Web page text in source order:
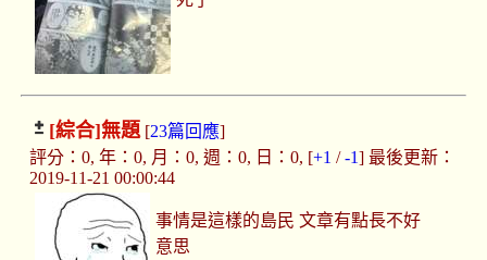
[綜合]無題[23篇回應]
評分：0, 年：0, 月：0, 週：0, 日：0, [+1 /-1] 最後更新：
2019-11-21 00:00:44
事情是這樣的島民 文章有點長不好
意思